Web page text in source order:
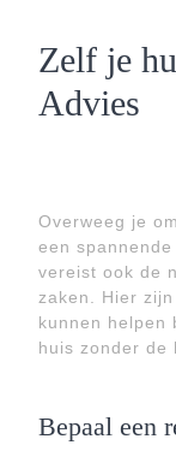
Zelf je
Advies
Overweeg je
een
vereist ook de
zaken. Hier
kunnen helpen
huis zonder de
Bepaal een